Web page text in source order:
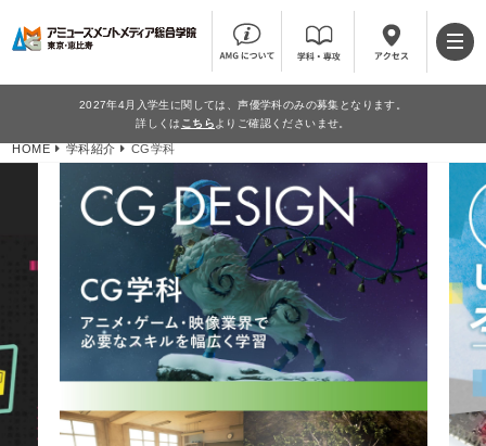
2027年4月入学生に関しては、声優学科のみの募集となります。
詳しくは こちら よりご確認くださいませ。
HOME 学科紹介 CG学科